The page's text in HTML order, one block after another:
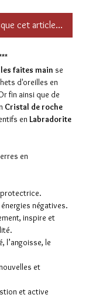
cet article est
faites main se
d'oreilles en
fin ainsi que de
Cristal de roche
en Labradorite
en
négatives.
inspire et
l’angoisse, le
et
et active